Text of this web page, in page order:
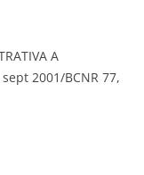
A
2001/BCNR 77,